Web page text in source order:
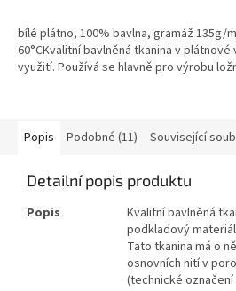
bílé plátno, 100% bavlna, gramáž 135g/
60°CKvalitní bavlněná tkanina v
využití. Používá se hlavně pro výrobu
Popis Podobné (11) Související
Detailní popis produktu
Popis
Kvalitní bavlněná
podkladový
Tato tkanina má o
osnovních nití v
(technické